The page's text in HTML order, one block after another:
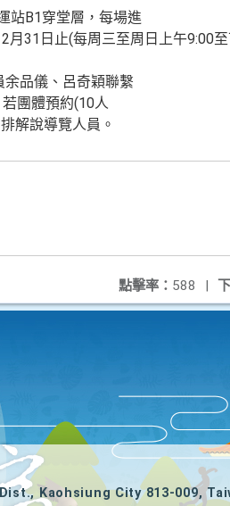
站B1穿堂層，每場進
31日止(每周三至周日上午9:00
品儀、呂奇穎聯繫
團體預約(10人
解說導覽人員。
點擊率： 588 |
Kaohsiung City 813-009,